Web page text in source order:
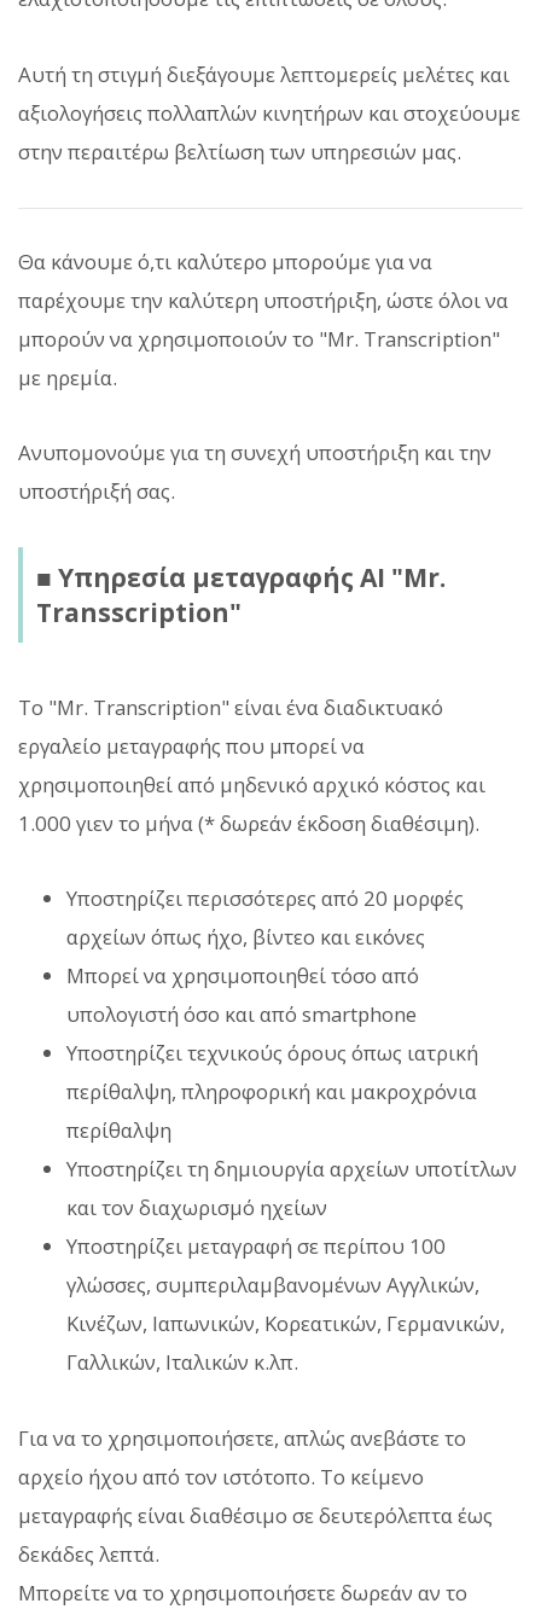
Αυτή τη στιγμή διεξάγουμε λεπτομερείς μελέτες και
αξιολογήσεις πολλαπλών κινητήρων και στοχεύουμε
στην περαιτέρω βελτίωση των υπηρεσιών μας.
Θα κάνουμε ό,τι καλύτερο μπορούμε για να
παρέχουμε την καλύτερη υποστήριξη, ώστε όλοι να
μπορούν να χρησιμοποιούν το "Mr. Transcription"
με ηρεμία.
Ανυπομονούμε για τη συνεχή υποστήριξη και την
υποστήριξή σας.
■ Υπηρεσία μεταγραφής AI "Mr.
Transscription"
Το "Mr. Transcription" είναι ένα διαδικτυακό
εργαλείο μεταγραφής που μπορεί να
χρησιμοποιηθεί από μηδενικό αρχικό κόστος και
1.000 γιεν το μήνα (* δωρεάν έκδοση διαθέσιμη).
Υποστηρίζει περισσότερες από 20 μορφές
αρχείων όπως ήχο, βίντεο και εικόνες
Μπορεί να χρησιμοποιηθεί τόσο από
υπολογιστή όσο και από smartphone
Υποστηρίζει τεχνικούς όρους όπως ιατρική
περίθαλψη, πληροφορική και μακροχρόνια
περίθαλψη
Υποστηρίζει τη δημιουργία αρχείων υποτίτλων
και τον διαχωρισμό ηχείων
Υποστηρίζει μεταγραφή σε περίπου 100
γλώσσες, συμπεριλαμβανομένων Αγγλικών,
Κινέζων, Ιαπωνικών, Κορεατικών, Γερμανικών,
Γαλλικών, Ιταλικών κ.λπ.
Για να το χρησιμοποιήσετε, απλώς ανεβάστε το
αρχείο ήχου από τον ιστότοπο. Το κείμενο
μεταγραφής είναι διαθέσιμο σε δευτερόλεπτα έως
δεκάδες λεπτά.
Μπορείτε να το χρησιμοποιήσετε δωρεάν αν το